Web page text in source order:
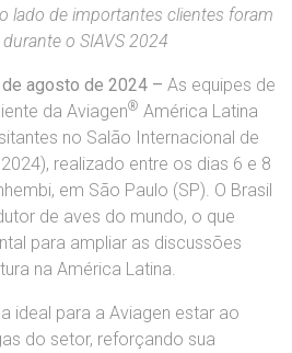
lado de importantes clientes foram
o SIAVS 2024
agosto de 2024 – As equipes de
da Aviagen® América Latina
no Salão Internacional de
realizado entre os dias 6 e 8
em São Paulo (SP). O Brasil
de aves do mundo, o que
para ampliar as discussões
na América Latina.
ideal para a Aviagen estar ao
do setor, reforçando sua